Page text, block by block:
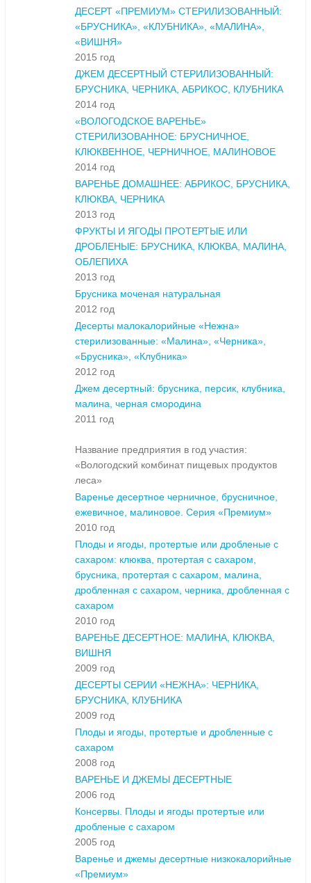
ДЕСЕРТ «ПРЕМИУМ» СТЕРИЛИЗОВАННЫЙ:
«БРУСНИКА», «КЛУБНИКА», «МАЛИНА»,
«ВИШНЯ»
2015 год
ДЖЕМ ДЕСЕРТНЫЙ СТЕРИЛИЗОВАННЫЙ:
БРУСНИКА, ЧЕРНИКА, АБРИКОС, КЛУБНИКА
2014 год
«ВОЛОГОДСКОЕ ВАРЕНЬЕ»
СТЕРИЛИЗОВАННОЕ: БРУСНИЧНОЕ,
КЛЮКВЕННОЕ, ЧЕРНИЧНОЕ, МАЛИНОВОЕ
2014 год
ВАРЕНЬЕ ДОМАШНЕЕ: АБРИКОС, БРУСНИКА,
КЛЮКВА, ЧЕРНИКА
2013 год
ФРУКТЫ И ЯГОДЫ ПРОТЕРТЫЕ ИЛИ
ДРОБЛЕНЫЕ: БРУСНИКА, КЛЮКВА, МАЛИНА,
ОБЛЕПИХА
2013 год
Брусника моченая натуральная
2012 год
Десерты малокалорийные «Нежна»
стерилизованные: «Малина», «Черника»,
«Брусника», «Клубника»
2012 год
Джем десертный: брусника, персик, клубника,
малина, черная смородина
2011 год
Название предприятия в год участия:
«Вологодский комбинат пищевых продуктов
леса»
Варенье десертное черничное, брусничное,
ежевичное, малиновое. Серия «Премиум»
2010 год
Плоды и ягоды, протертые или дробленые с
сахаром: клюква, протертая с сахаром,
брусника, протертая с сахаром, малина,
дробленная с сахаром, черника, дробленная с
сахаром
2010 год
ВАРЕНЬЕ ДЕСЕРТНОЕ: МАЛИНА, КЛЮКВА,
ВИШНЯ
2009 год
ДЕСЕРТЫ СЕРИИ «НЕЖНА»: ЧЕРНИКА,
БРУСНИКА, КЛУБНИКА
2009 год
Плоды и ягоды, протертые и дробленные с
сахаром
2008 год
ВАРЕНЬЕ И ДЖЕМЫ ДЕСЕРТНЫЕ
2006 год
Консервы. Плоды и ягоды протертые или
дробленые с сахаром
2005 год
Варенье и джемы десертные низкокалорийные
«Премиум»